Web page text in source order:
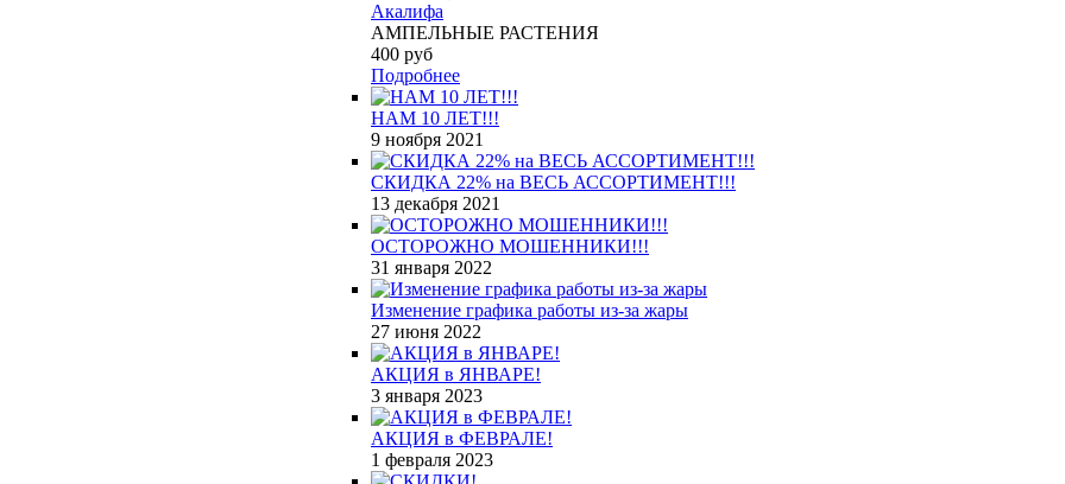
Акалифа
АМПЕЛЬНЫЕ РАСТЕНИЯ
400 руб
Подробнее
НАМ 10 ЛЕТ!!!
9 ноября 2021
СКИДКА 22% на ВЕСЬ АССОРТИМЕНТ!!!
13 декабря 2021
ОСТОРОЖНО МОШЕННИКИ!!!
31 января 2022
Изменение графика работы из-за жары
27 июня 2022
АКЦИЯ в ЯНВАРЕ!
3 января 2023
АКЦИЯ в ФЕВРАЛЕ!
1 февраля 2023